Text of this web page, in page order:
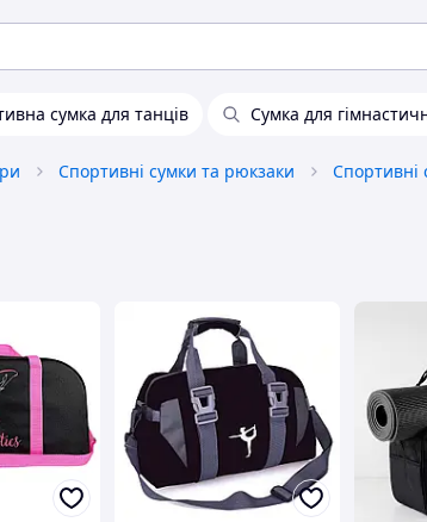
сумка для танців Сумка для
Спортивні сумки та рюкзаки Спортивні